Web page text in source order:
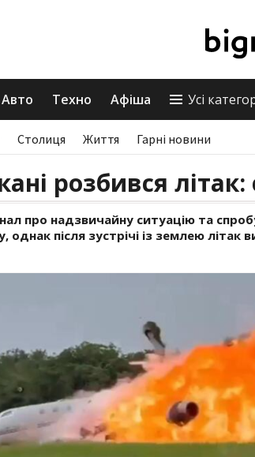
Авто Техно Афіша Усі
Столиця Життя Гарні новини
розбився
про надзвичайну ситуацію та
однак після зустрічі із землею літак